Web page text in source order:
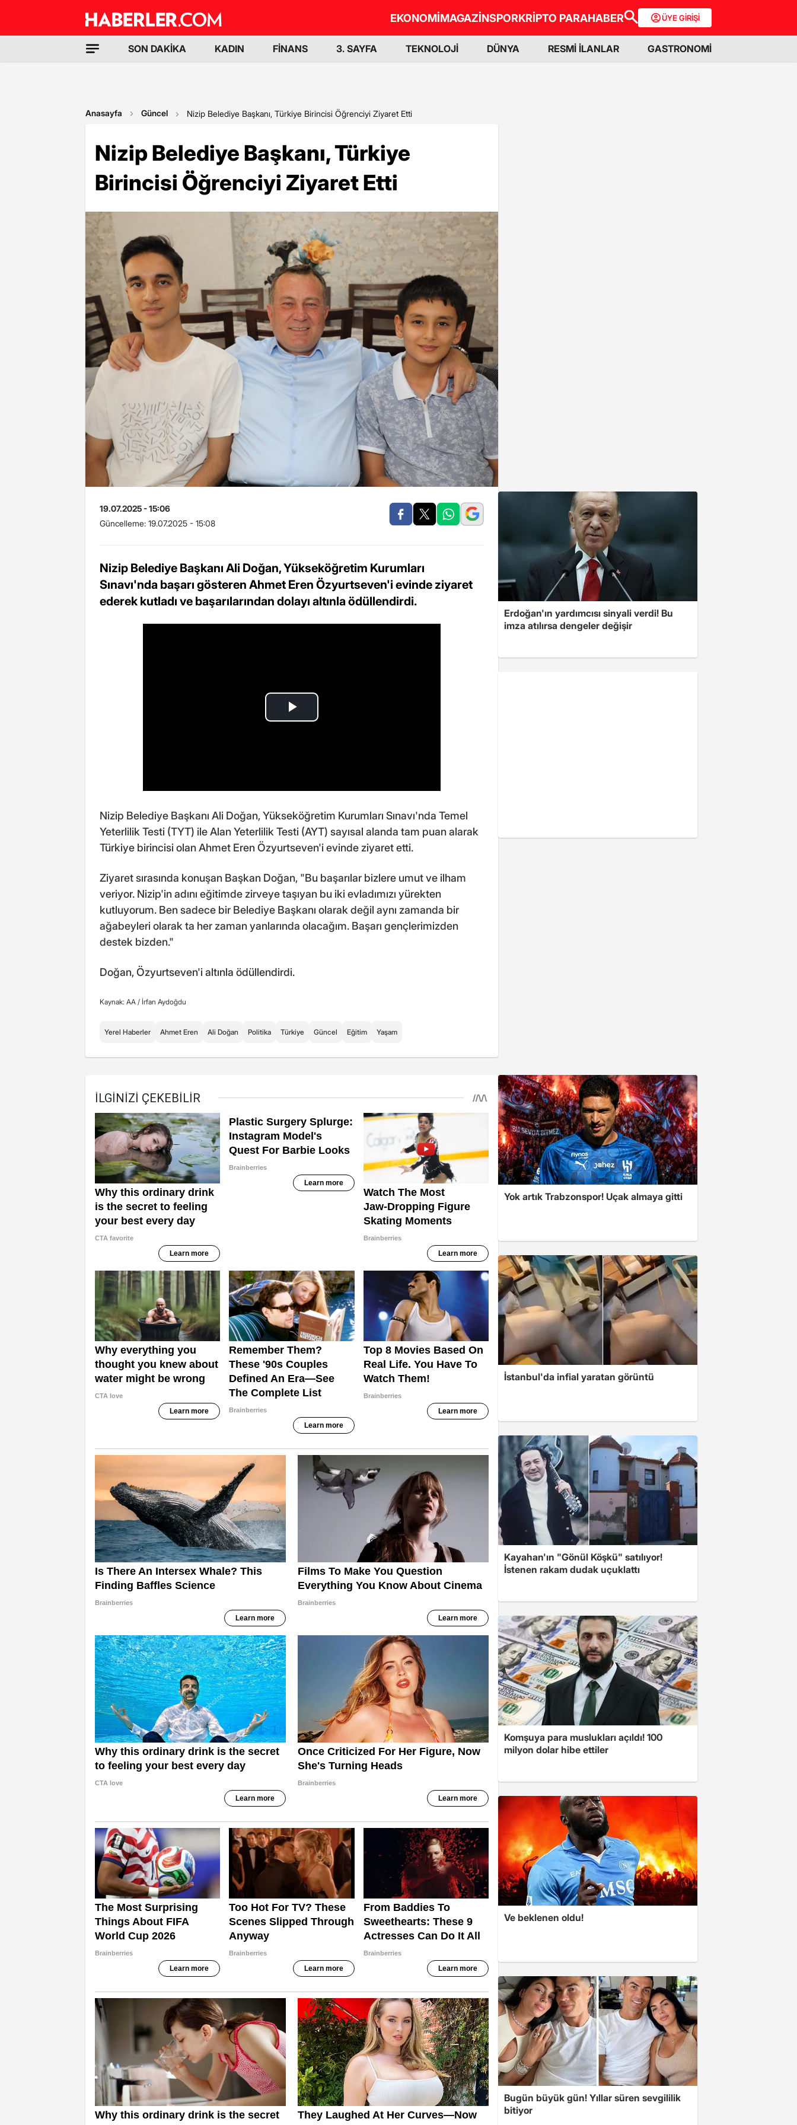
EKONOMİMAGAZİNSPORKRİPTO PARAHABER ÜYE GİRİŞİ
SON DAKİKA KADIN FİNANS 3. SAYFA TEKNOLOJİ DÜNYA RESMİ İLANLAR GASTRONOMİ
Anasayfa Güncel Nizip Belediye Başkanı, Türkiye Birincisi Öğrenciyi Ziyaret Etti
Nizip Belediye Başkanı, Türkiye
Birincisi Öğrenciyi Ziyaret Etti
19.07.2025 - 15:06
Güncelleme: 19.07.2025 - 15:08
Nizip Belediye Başkanı Ali Doğan, Yükseköğretim Kurumları
Sınavı'nda başarı gösteren Ahmet Eren Özyurtseven'i evinde ziyaret
ederek kutladı ve başarılarından dolayı altınla ödüllendirdi.
Nizip Belediye Başkanı Ali Doğan, Yükseköğretim Kurumları Sınavı'nda Temel
Yeterlilik Testi (TYT) ile Alan Yeterlilik Testi (AYT) sayısal alanda tam puan alarak
Türkiye birincisi olan Ahmet Eren Özyurtseven'i evinde ziyaret etti.
Ziyaret sırasında konuşan Başkan Doğan, "Bu başarılar bizlere umut ve ilham
veriyor. Nizip'in adını eğitimde zirveye taşıyan bu iki evladımızı yürekten
kutluyorum. Ben sadece bir Belediye Başkanı olarak değil aynı zamanda bir
ağabeyleri olarak ta her zaman yanlarında olacağım. Başarı gençlerimizden
destek bizden."
Doğan, Özyurtseven'i altınla ödüllendirdi.
Kaynak: AA / İrfan Aydoğdu
Yerel Haberler Ahmet Eren Ali Doğan Politika Türkiye Güncel Eğitim Yaşam
Erdoğan'ın yardımcısı sinyali verdi! Bu
imza atılırsa dengeler değişir
Yok artık Trabzonspor! Uçak almaya gitti
İstanbul'da infial yaratan görüntü
Kayahan'ın "Gönül Köşkü" satılıyor!
İstenen rakam dudak uçuklattı
Komşuya para muslukları açıldı! 100
milyon dolar hibe ettiler
Ve beklenen oldu!
Bugün büyük gün! Yıllar süren sevgililik
bitiyor